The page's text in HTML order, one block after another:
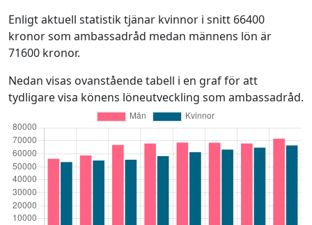
Enligt aktuell statistik tjänar kvinnor i snitt 66400
kronor som ambassadråd medan männens lön är
71600 kronor.
Nedan visas ovanstående tabell i en graf för att
tydligare visa könens löneutveckling som ambassadråd.